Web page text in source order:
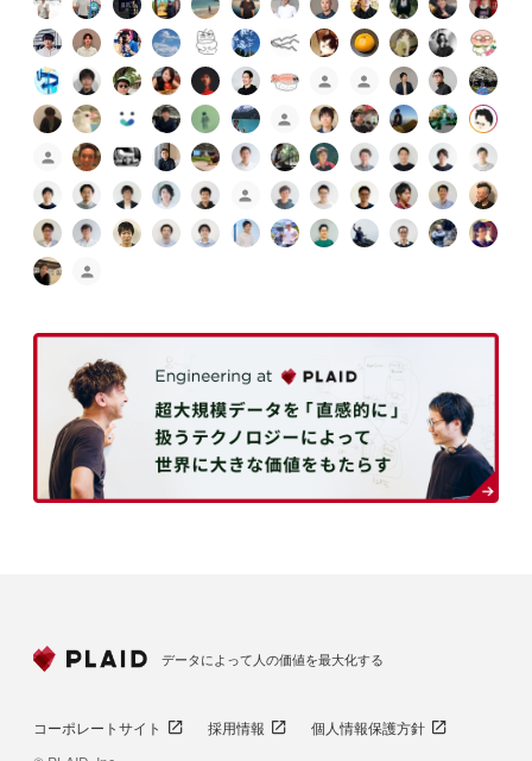
データによって人の価値を最大化する
コーポレートサイト 採用情報
個人情報保護方針